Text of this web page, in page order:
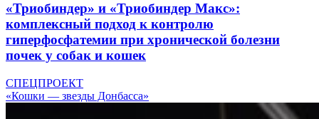
«Триобиндер» и «Триобиндер Макс»:
комплексный подход к контролю
гиперфосфатемии при хронической болезни
почек у собак и кошек
СПЕЦПРОЕКТ
«Кошки — звезды Донбасса»